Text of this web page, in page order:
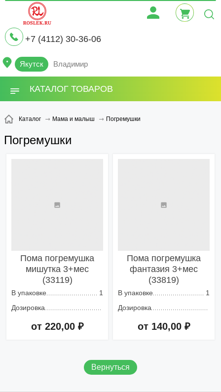
+7 (4112) 30-36-06
Якутск Владимир
КАТАЛОГ ТОВАРОВ
Каталог Мама и малыш Погремушки
Погремушки
Пома погремушка
мишутка 3+мес
(33119)
В упаковке
1
Дозировка
от 220,00 ₽
Пома погремушка
фантазия 3+мес
(33819)
В упаковке
1
Дозировка
от 140,00 ₽
Вернуться